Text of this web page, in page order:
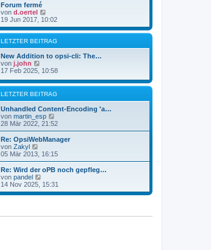
B
e
t
r
a
g
r
e
i
g
Forum fermé
von d.oertel
e
u
e
s
t
e
B
i
t
a
g
19 Jun 2017, 10:02
LETZTER BEITRAG
New Addition to opsi-cli: The…
von j.john
e
e
s
e
r
B
e
t
r
a
g
17 Feb 2025, 10:58
LETZTER BEITRAG
Unhandled Content-Encoding 'a…
von martin_esp
e
u
e
t
B
e
i
t
g
28 Mär 2022, 21:52
Re: OpsiWebManager
von Zakyl
e
u
e
s
t
e
r
i
05 Mär 2013, 16:15
Re: Wird der oPB noch gepfleg…
von pandel
e
u
14 Nov 2025, 15:31